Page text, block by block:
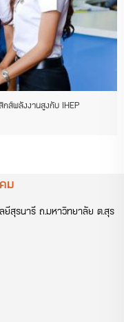
ส์พลังงานสูงกับ IHEP
ม
ยีสุรนารี ถ.มหาวิทยาลัย ต.สุร